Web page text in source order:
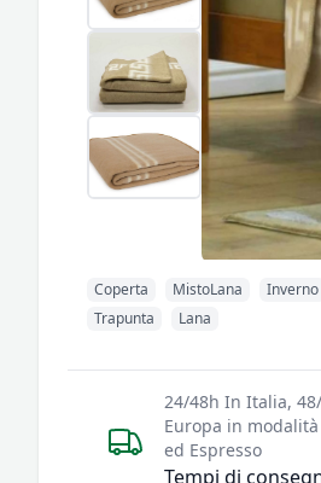
Coperta MistoLana Inverno
Trapunta
Lana
Tempi di
24/48h In Italia,
Europa in
ed Espresso